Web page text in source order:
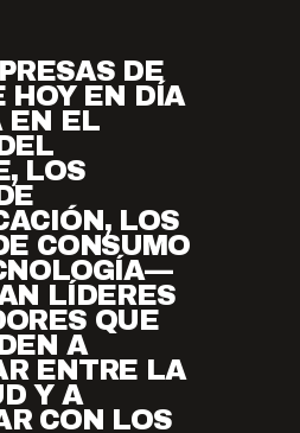
DE
HOY EN DÍA
EN EL
LOS
LOS
CONSUMO
LÍDERES
QUE
A
ENTRE LA
Y A
CON LOS